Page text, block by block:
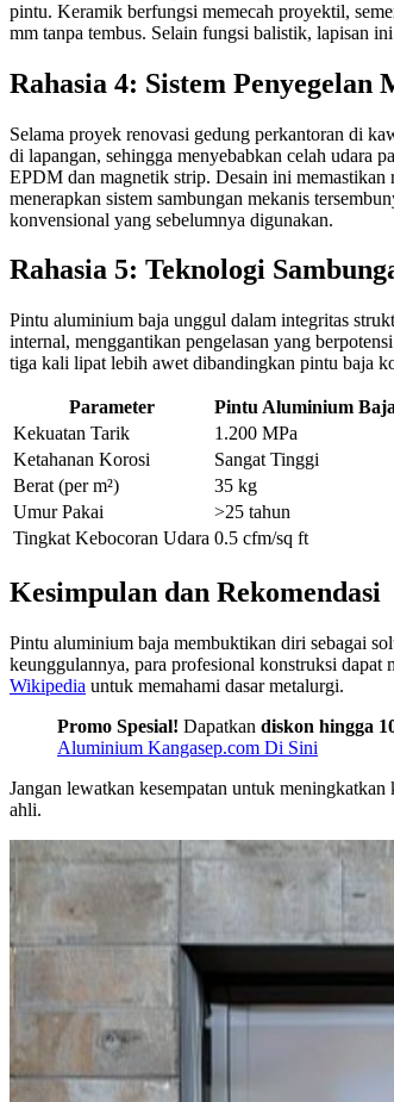
pintu. Keramik berfungsi memecah proyektil,
mm tanpa tembus. Selain fungsi balistik, lapisan
Rahasia 4: Sistem
Selama proyek renovasi gedung perkantoran di
di lapangan, sehingga menyebabkan celah udara
EPDM dan magnetik strip. Desain ini memastikan
menerapkan sistem sambungan mekanis
konvensional yang sebelumnya digunakan.
Rahasia 5: Teknologi
Pintu aluminium baja unggul dalam integritas
internal, menggantikan pengelasan yang
tiga kali lipat lebih awet dibandingkan pintu baja
Parameter Pintu Aluminium Baja
Kekuatan Tarik
1.200 MPa
Ketahanan Korosi
Sangat Tinggi
Berat (per m²)
35 kg
Umur Pakai
>25 tahun
Tingkat Kebocoran Udara 0.5 cfm/sq ft
Kesimpulan dan Rekomendasi
Pintu aluminium baja membuktikan diri sebagai
keunggulannya, para profesional konstruksi
Wikipedia untuk memahami dasar metalurgi.
Promo Spesial! Dapatkan diskon hingga
Aluminium Kangasep.com Di Sini
Jangan lewatkan kesempatan untuk
ahli.